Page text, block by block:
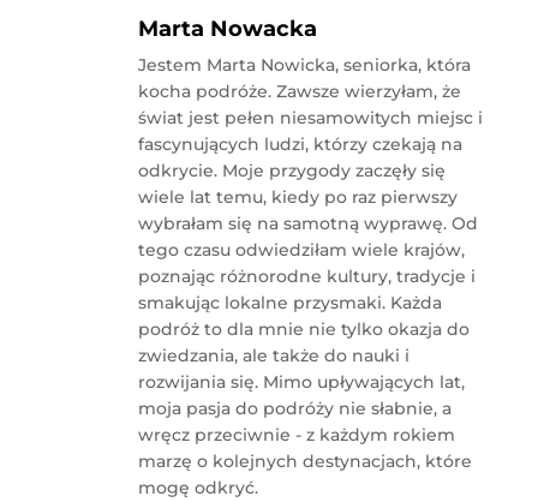
Marta Nowacka
Jestem Marta Nowicka, seniorka, która
kocha podróże. Zawsze wierzyłam, że
świat jest pełen niesamowitych miejsc i
fascynujących ludzi, którzy czekają na
odkrycie. Moje przygody zaczęły się
wiele lat temu, kiedy po raz pierwszy
wybrałam się na samotną wyprawę. Od
tego czasu odwiedziłam wiele krajów,
poznając różnorodne kultury, tradycje i
smakując lokalne przysmaki. Każda
podróż to dla mnie nie tylko okazja do
zwiedzania, ale także do nauki i
rozwijania się. Mimo upływających lat,
moja pasja do podróży nie słabnie, a
wręcz przeciwnie - z każdym rokiem
marzę o kolejnych destynacjach, które
mogę odkryć.